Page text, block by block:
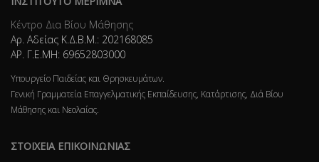
Κέντρο Δια Βίου Μάθησης
Αρ. Αδείας Κ.Δ.Β.Μ.: 202168085
ΑΡ. Γ.Ε.ΜΗ: 69652803000
Υπουργείο Παιδείας και Θρησκευμάτων.
Γενική Γραμματεία Επαγγελματικής Εκπαίδευσης, Κατάρτισης, Διά Βίου
Μάθησης και Νεολαίας.
ΣΤΟΙΧΕΙΑ ΕΠΙΚΟΙΝΩΝΙΑΣ